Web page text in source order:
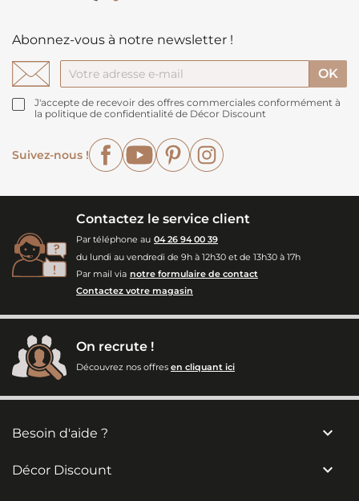
Abonnez-vous à notre newsletter !
J'accepte de recevoir des offres commerciales conformément à
la politique de confidentialité de Décor Discount
Suivez-nous !
FacebookYouTubePinterest
Contactez le service client
Par téléphone au 04 26 94 00 39
du lundi au vendredi de 9h à 12h30 et de 13h30 à 17h
Par mail via notre formulaire de contact
Contactez votre magasin
On recrute !
Découvrez nos offres en cliquant ici
Besoin d'aide ? 
Décor Discount 